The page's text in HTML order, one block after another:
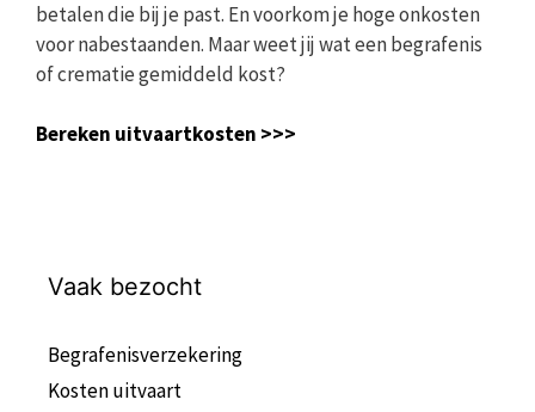
betalen die bij je past. En voorkom je hoge onkosten
voor nabestaanden. Maar weet jij wat een begrafenis
of crematie gemiddeld kost?
Bereken uitvaartkosten >>>
Vaak bezocht
Begrafenisverzekering
Kosten uitvaart